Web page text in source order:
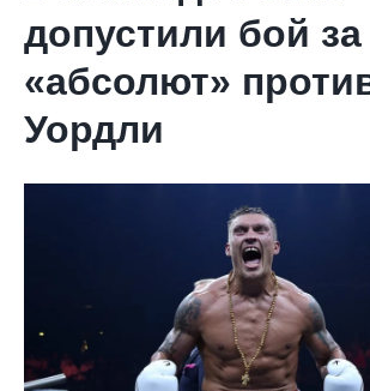
допустили бой за
«абсолют»
Уордли